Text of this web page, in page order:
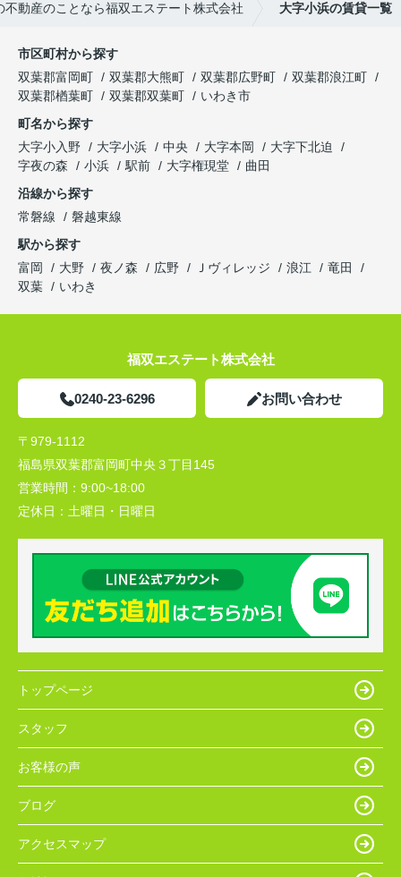
不動産のことなら福双エステート株式会社 大字小浜の賃貸一覧
市区町村から探す
双葉郡富岡町
双葉郡大熊町 双葉郡広野町
双葉郡浪江町
双葉郡楢葉町
双葉郡双葉町
いわき市
町名から探す
大字小入野
大字小浜 中央 大字本岡
大字下北迫
字夜の森
小浜 駅前 大字権現堂
曲田
沿線から探す
常磐線
磐越東線
駅から探す
富岡
大野 夜ノ森 広野 Ｊヴィレッジ 浪江
竜田
双葉
いわき
福双エステート株式会社
0240-23-6296 お問い合わせ
〒979-1112
福島県双葉郡富岡町中央３丁目145
営業時間： 9:00~18:00
定休日： 土曜日・日曜日
トップページ
スタッフ
お客様の声
ブログ
アクセスマップ